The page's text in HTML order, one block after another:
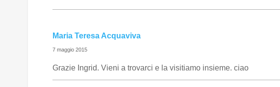
Maria Teresa Acquaviva
7 maggio 2015
Grazie Ingrid. Vieni a trovarci e la visitiamo insieme. ciao